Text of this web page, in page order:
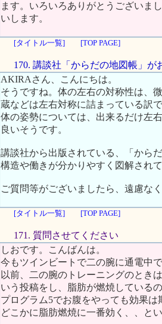
ます。いろいろありがとうございま
いします。
[タイトル一覧] [TOP PAGE]
170. 講談社「からだの地図帳」が
AKIRAさん、こんにちは。
そうですね。体の左右の対称性は、
蔵などは左右対称に詰まっている訳
体の姿勢については、出来るだけ左
良いそうです。
講談社から出版されている、「から
構造や働きが分かりやすく図解され
ご質問等がございましたら、遠慮な
[タイトル一覧] [TOP PAGE]
171. 質問させてください
しおです。こんばんは。
今もツインビートで二の腕に通電中で
以前、二の腕のトレーニングのとき
いう投稿をし、脂肪が燃焼している
プログラム5でお腹をやっても効果は
どこかに脂肪燃焼に一番効く、、と